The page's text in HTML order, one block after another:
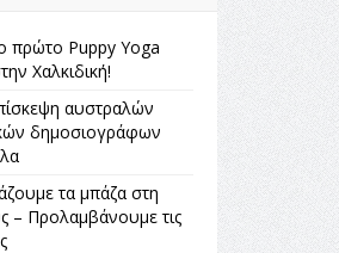
πρώτο Puppy Yoga
Χαλκιδική!
αυστραλών
δημοσιογράφων
τα μπάζα στη
– Προλαμβάνουμε τις